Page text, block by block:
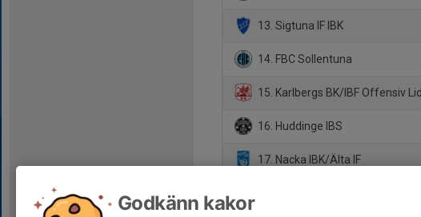
13. Sigtuna IF IBK
14. FBC Sollentuna
15. Karlbergs BK/IBF Offensiv
16. Huddinge IBS
17. Nacka IBK/Älta IF
Godkänn kakor